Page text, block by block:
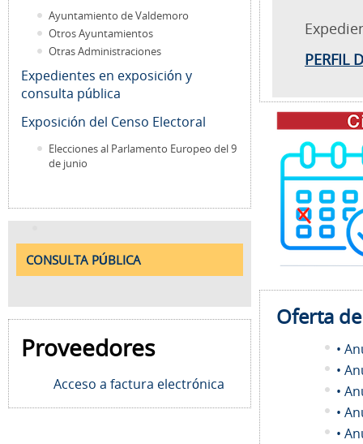
Ayuntamiento de Valdemoro
Otros Ayuntamientos
Otras Administraciones
Expedientes en exposición y
consulta pública
Exposición del Censo Electoral
Elecciones al Parlamento Europeo del 9
de junio
CONSULTA PÚBLICA
Proveedores
Acceso a factura electrónica
PERFIL
Oferta
•
•
•
•
•